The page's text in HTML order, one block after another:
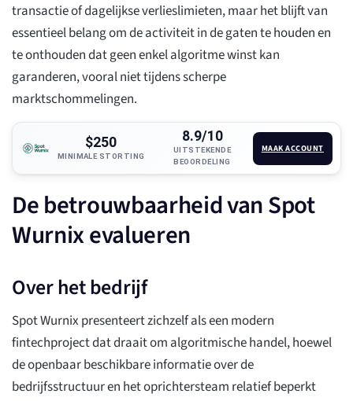
transactie of dagelijkse verlieslimieten, maar het blijft van
essentieel belang om de activiteit in de gaten te houden en
te onthouden dat geen enkel algoritme winst kan
garanderen, vooral niet tijdens scherpe
marktschommelingen.
$250
MINIMALE STORTING
8.9/10
UITSTEKENDE
BEOORDELING
MAAK ACCOUNT
De betrouwbaarheid van Spot
Wurnix evalueren
Over het bedrijf
Spot Wurnix presenteert zichzelf als een modern
fintechproject dat draait om algoritmische handel, hoewel
de openbaar beschikbare informatie over de
bedrijfsstructuur en het oprichtersteam relatief beperkt